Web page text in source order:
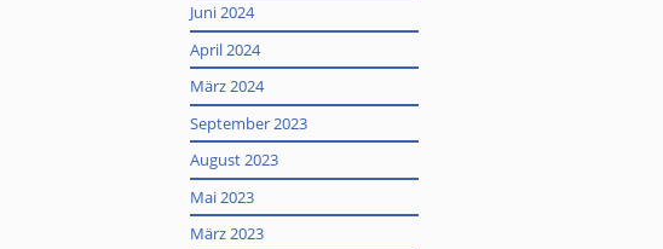
Juni 2024
April 2024
März 2024
September 2023
August 2023
Mai 2023
März 2023